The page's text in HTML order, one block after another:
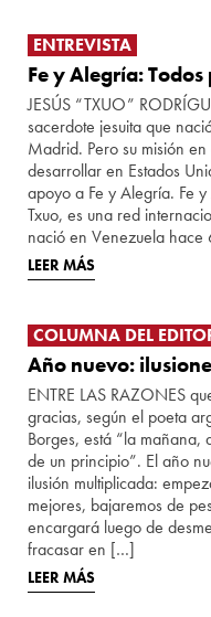
ENTREVISTA
Fe y Alegría:
JESÚS “TXUO”
sacerdote jesuita que
Madrid. Pero su misión
desarrollar en Estados
apoyo a Fe y Alegría. Fe
Txuo, es una red
nació en Venezuela
LEER MÁS
COLUMNA DEL
Año nuevo:
ENTRE LAS RAZONES
gracias, según el poeta
Borges, está “la mañana,
de un principio”. El año
ilusión multiplicada:
mejores, bajaremos de
encargará luego de
fracasar en […]
LEER MÁS